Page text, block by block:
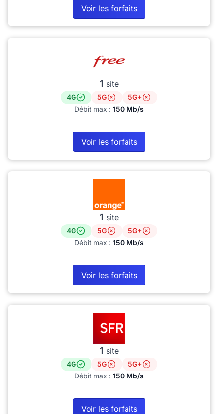
Voir les forfaits
1 site
4G 5G
5G+
Débit max : 150 Mb/s
Voir les forfaits
1 site
4G 5G
5G+
Débit max : 150 Mb/s
Voir les forfaits
1 site
4G 5G
5G+
Débit max : 150 Mb/s
Voir les forfaits